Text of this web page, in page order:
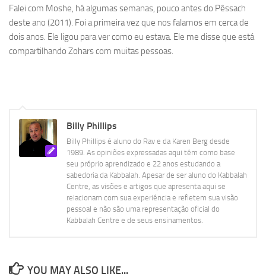
Falei com Moshe, há algumas semanas, pouco antes do Pêssach
deste ano (2011). Foi a primeira vez que nos falamos em cerca de
dois anos. Ele ligou para ver como eu estava. Ele me disse que está
compartilhando Zohars com muitas pessoas.
Billy Phillips
Billy Phillips é aluno do Rav e da Karen Berg desde
1989. As opiniões expressadas aqui têm como base
seu próprio aprendizado e 22 anos estudando a
sabedoria da Kabbalah. Apesar de ser aluno do Kabbalah
Centre, as visões e artigos que apresenta aqui se
relacionam com sua experiência e refletem sua visão
pessoal e não são uma representação oficial do
Kabbalah Centre e de seus ensinamentos.
YOU MAY ALSO LIKE...